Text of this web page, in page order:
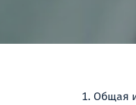
Общая